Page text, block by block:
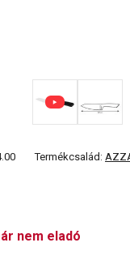
Termékcsalád:
nem eladó